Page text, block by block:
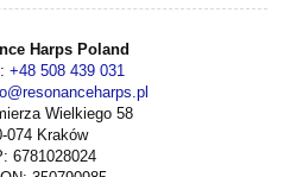
Harps Poland
+48 508 439 031
Wielkiego 58
074 Kraków
6781028024